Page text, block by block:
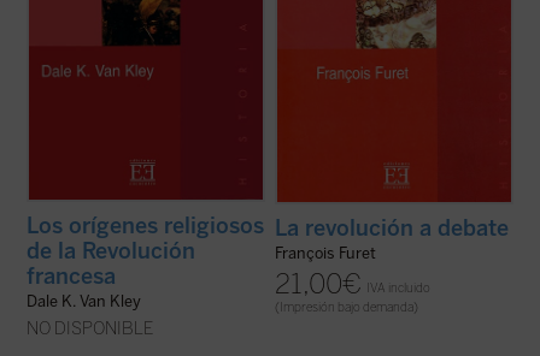
Los orígenes religiosos
de la Revolución
francesa
Dale K. Van Kley
NO DISPONIBLE
La revolución a debate
François Furet
21,00€
IVA incluido
(Impresión bajo demanda)